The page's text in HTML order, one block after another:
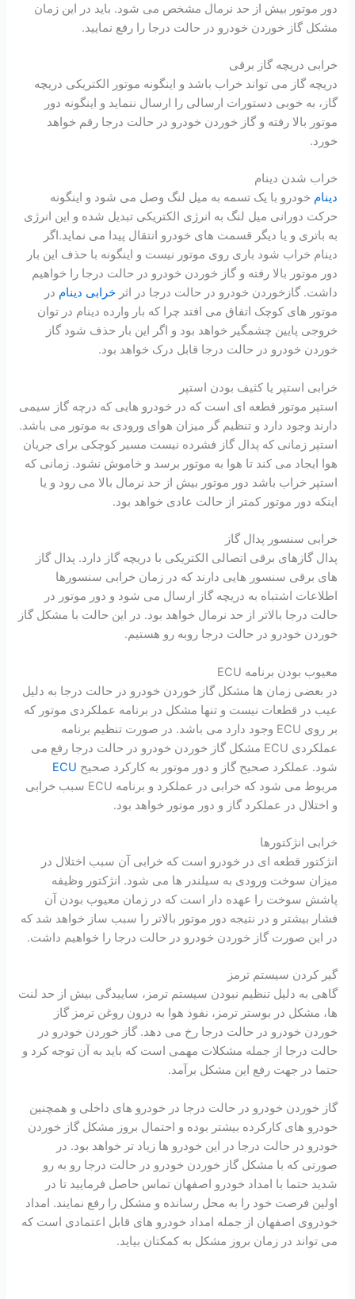
دور موتور بیش از حد نرمال مشخص می شود. باید در این زمان
مشکل گاز خوردن خودرو در حالت درجا را رفع نمایید.
خرابی دریچه گاز برقی
دریچه گاز می تواند خراب باشد و اینگونه موتور الکتریکی دریچه
گاز، به خوبی دستورات ارسالی را ارسال ننماید و اینگونه دور
موتور بالا رفته و گاز خوردن خودرو در حالت درجا رقم خواهد
خورد.
خراب شدن دینام
دینام خودرو با یک تسمه به میل لنگ وصل می شود و اینگونه
حرکت دورانی میل لنگ به انرژی الکتریکی تبدیل شده و این انرژی
به باتری و یا دیگر قسمت های خودرو انتقال پیدا می نماید.اگر
دینام خراب شود باری روی موتور نیست و اینگونه با حذف این بار
دور موتور بالا رفته و گاز خوردن خودرو در حالت درجا را خواهیم
داشت. گازخوردن خودرو در حالت درجا در اثرخرابی دینام در
موتور های کوچک اتفاق می افتد چرا که بار وارده دینام در توان
خروجی پایین چشمگیر خواهد بود و اگر این بار حذف شود گاز
خوردن خودرو در حالت درجا قابل درک خواهد بود.
خرابی استپر یا کثیف بودن استپر
استپر موتور قطعه ای است که در خودرو هایی که درچه گاز سیمی
دارند وجود دارد و تنظیم گر میزان هوای ورودی به موتور می باشد.
استپر زمانی که پدال گاز فشرده نیست مسیر کوچکی برای جریان
هوا ایجاد می کند تا هوا به موتور برسد و خاموش نشود. زمانی که
استپر خراب باشد دور موتور بیش از حد نرمال بالا می رود و یا
اینکه دور موتور کمتر از حالت عادی خواهد بود.
خرابی سنسور پدال گاز
پدال گازهای برقی اتصالی الکتریکی با دریچه گاز دارد. پدال گاز
های برقی سنسور هایی دارند که در زمان خرابی سنسورها
اطلاعات اشتباه به دریچه گاز ارسال می شود و دور موتور در
حالت درجا بالاتر از حد نرمال خواهد بود. در این حالت با مشکل گاز
خوردن خودرو در حالت درجا روبه رو هستیم.
معیوب بودن برنامه ECU
در بعضی زمان ها مشکل گاز خوردن خودرو در حالت درجا به دلیل
عیب در قطعات نیست و تنها مشکل در برنامه عملکردی موتور که
بر روی ECU وجود دارد می باشد. در صورت تنظیم برنامه
عملکردی ECU مشکل گاز خوردن خودرو در حالت درجا رفع می
شود. عملکرد صحیح گاز و دور موتور به کارکرد صحیح ECU
مربوط می شود که خرابی در عملکرد و برنامه ECU سبب خرابی
و اختلال در عملکرد گاز و دور موتور خواهد بود.
خرابی انژکتورها
انژکتور قطعه ای در خودرو است که خرابی آن سبب اختلال در
میزان سوخت ورودی به سیلندر ها می شود. انژکتور وظیفه
پاشش سوخت را عهده دار است که در زمان معیوب بودن آن
فشار بیشتر و در نتیجه دور موتور بالاتر را سبب ساز خواهد شد که
در این صورت گاز خوردن خودرو در حالت درجا را خواهیم داشت.
گیر کردن سیستم ترمز
گاهی به دلیل تنظیم نبودن سیستم ترمز، ساییدگی بیش از حد لنت
ها، مشکل در بوستر ترمز، نفوذ هوا به درون روغن ترمز گاز
خوردن خودرو در حالت درجا رخ می دهد. گاز خوردن خودرو در
حالت درجا از جمله مشکلات مهمی است که باید به آن توجه کرد و
حتما در جهت رفع این مشکل برآمد.
گاز خوردن خودرو در حالت درجا در خودرو های داخلی و همچنین
خودرو های کارکرده بیشتر بوده و احتمال بروز مشکل گاز خوردن
خودرو در حالت درجا در این خودرو ها زیاد تر خواهد بود. در
صورتی که با مشکل گاز خوردن خودرو در حالت درجا رو به رو
شدید حتما با امداد خودرو اصفهان تماس حاصل فرمایید تا در
اولین فرصت خود را به محل رسانده و مشکل را رفع نمایند. امداد
خودروی اصفهان از جمله امداد خودرو های قابل اعتمادی است که
می تواند در زمان بروز مشکل به کمکتان بیاید.